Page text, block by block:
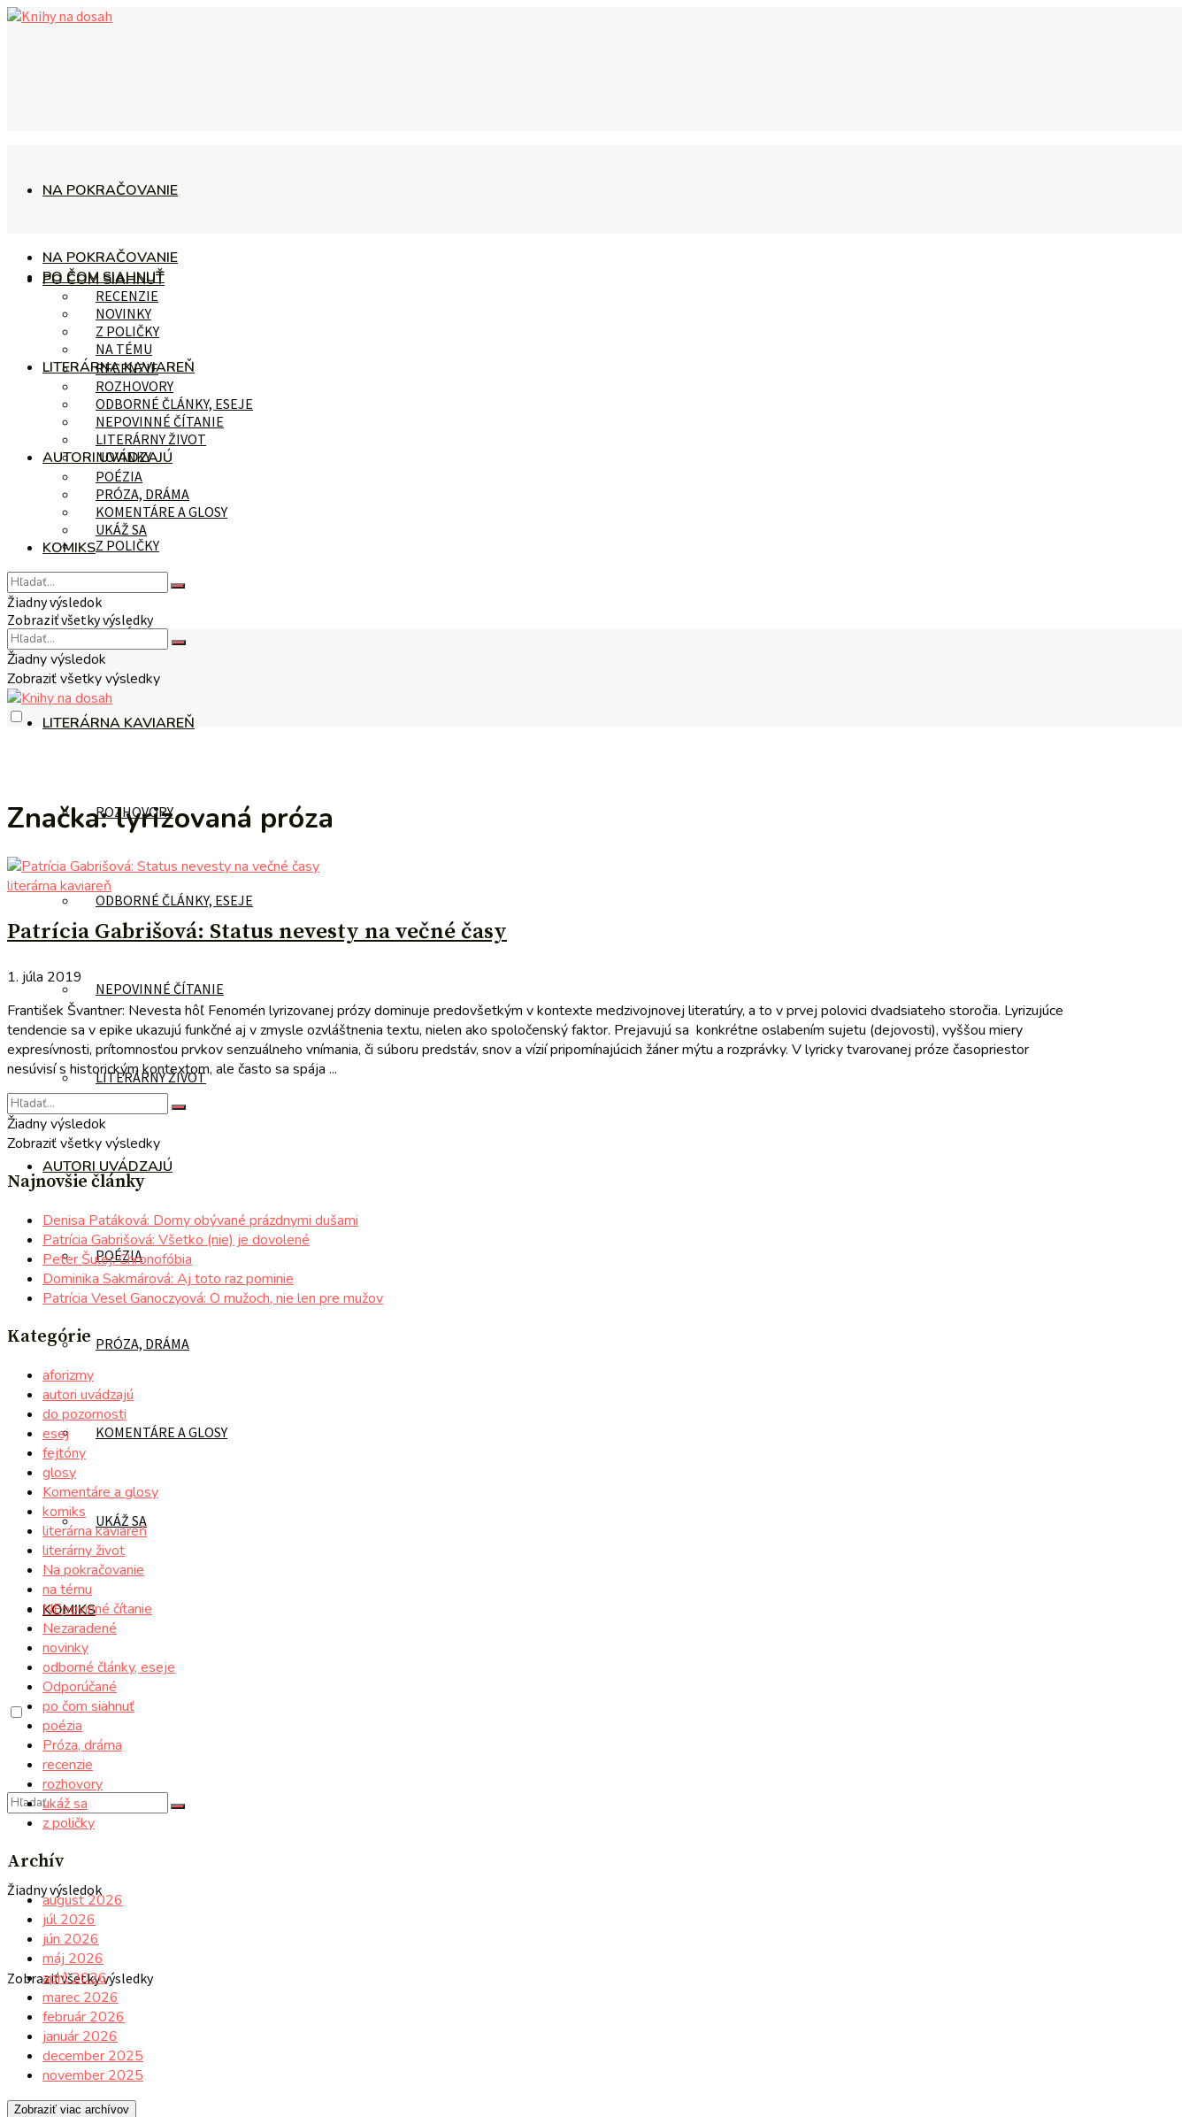
NA POKRAČOVANIE
PO ČOM SIAHNUŤ
RECENZIE
NOVINKY
Z POLIČKY
NA TÉMU
LITERÁRNA KAVIAREŇ
ROZHOVORY
ODBORNÉ ČLÁNKY, ESEJE
NEPOVINNÉ ČÍTANIE
LITERÁRNY ŽIVOT
AUTORI UVÁDZAJÚ
POÉZIA
PRÓZA, DRÁMA
KOMENTÁRE A GLOSY
UKÁŽ SA
KOMIKS
Žiadny výsledok
Zobraziť všetky výsledky
NA POKRAČOVANIE
PO ČOM SIAHNUŤ
RECENZIE
NOVINKY
Z POLIČKY
NA TÉMU
LITERÁRNA KAVIAREŇ
ROZHOVORY
ODBORNÉ ČLÁNKY, ESEJE
NEPOVINNÉ ČÍTANIE
LITERÁRNY ŽIVOT
AUTORI UVÁDZAJÚ
POÉZIA
PRÓZA, DRÁMA
KOMENTÁRE A GLOSY
UKÁŽ SA
KOMIKS
Žiadny výsledok
Zobraziť všetky výsledky
Žiadny výsledok
Zobraziť všetky výsledky
Značka:lyrizovaná próza
literárna kaviareň
Patrícia Gabrišová: Status nevesty na večné časy
1. júla 2019
František Švantner: Nevesta hôľ Fenomén lyrizovanej prózy dominuje predovšetkým v kontexte medzivojnovej literatúry, a to v prvej polovici dvadsiateho storočia. Lyrizujúce
tendencie sa v epike ukazujú funkčné aj v zmysle ozvláštnenia textu, nielen ako spoločenský faktor. Prejavujú sa konkrétne oslabením sujetu (dejovosti), vyššou miery
expresívnosti, prítomnosťou prvkov senzuálneho vnímania, či súboru predstáv, snov a vízií pripomínajúcich žáner mýtu a rozprávky. V lyricky tvarovanej próze časopriestor
nesúvisí s historickým kontextom, ale často sa spája ...
Žiadny výsledok
Zobraziť všetky výsledky
Najnovšie články
Denisa Patáková: Domy obývané prázdnymi dušami
Patrícia Gabrišová: Všetko (nie) je dovolené
Peter Šulej: Chronofóbia
Dominika Sakmárová: Aj toto raz pominie
Patrícia Vesel Ganoczyová: O mužoch, nie len pre mužov
Kategórie
aforizmy
autori uvádzajú
do pozornosti
esej
fejtóny
glosy
Komentáre a glosy
komiks
literárna kaviareň
literárny život
Na pokračovanie
na tému
NEpovinné čítanie
Nezaradené
novinky
odborné články, eseje
Odporúčané
po čom siahnuť
poézia
Próza, dráma
recenzie
rozhovory
ukáž sa
z poličky
Archív
august 2026
júl 2026
jún 2026
máj 2026
apríl 2026
marec 2026
február 2026
január 2026
december 2025
november 2025
Zobraziť viac archívov